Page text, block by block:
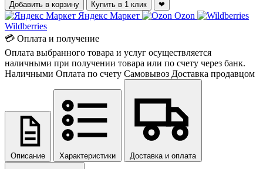
Добавить в корзину
Купить в 1 клик ❤
Яндекс Маркет
Ozon
Wildberries
💳 Оплата и получение
Оплата выбранного товара и услуг осуществляется
наличными при получении товара или по счету через банк.
Наличными Оплата по счету Самовывоз Доставка продавцом
Описание Характеристики Доставка и оплата